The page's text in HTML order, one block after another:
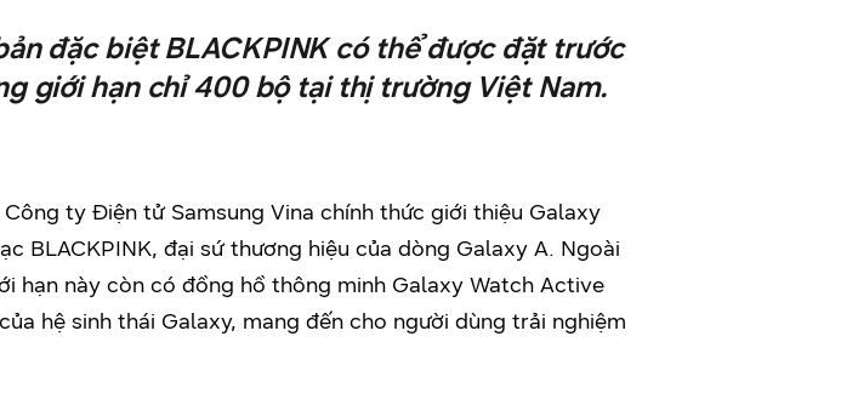
đặc biệt BLACKPINK có thể được đặt trước
giới hạn chỉ 400 bộ tại thị trường Việt Nam.
Công ty Điện tử Samsung Vina chính thức giới thiệu Galaxy
BLACKPINK, đại sứ thương hiệu của dòng Galaxy A. Ngoài
hạn này còn có đồng hồ thông minh Galaxy Watch Active
hệ sinh thái Galaxy, mang đến cho người dùng trải nghiệm